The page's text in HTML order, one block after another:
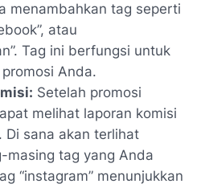
menambahkan tag seperti
atau
Tag ini berfungsi untuk
Anda.
Setelah promosi
melihat laporan komisi
Di sana akan terlihat
masing tag yang Anda
“instagram” menunjukkan